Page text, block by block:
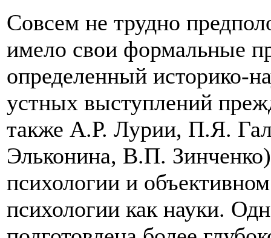
Совсем не трудно
имело свои формальные
определенный историко-
устных выступлений
также А.Р. Лурии, П.Я.
Эльконина, В.П.
психологии и
психологии как науки.